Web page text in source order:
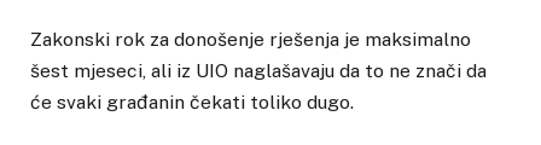
Zakonski rok za donošenje rješenja je maksimalno
šest mjeseci, ali iz UIO naglašavaju da to ne znači da
će svaki građanin čekati toliko dugo.